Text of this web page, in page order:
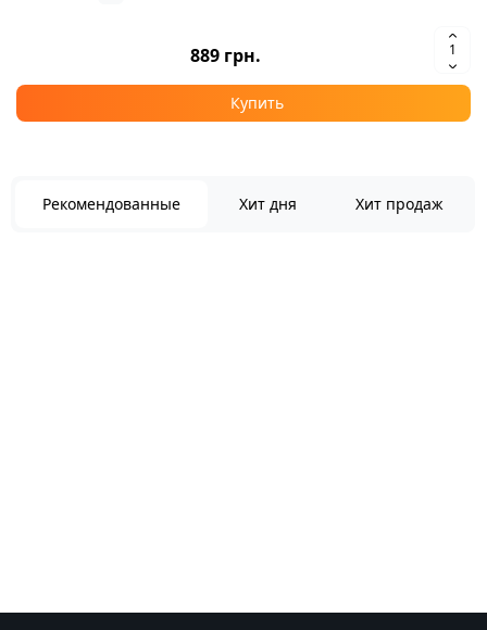
889 грн.
Купить
Рекомендованные Хит дня Хит продаж